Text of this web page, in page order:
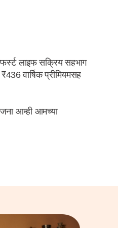
लाइफ सक्रिय सहभाग
वार्षिक प्रीमियमसह
आम्ही आमच्या